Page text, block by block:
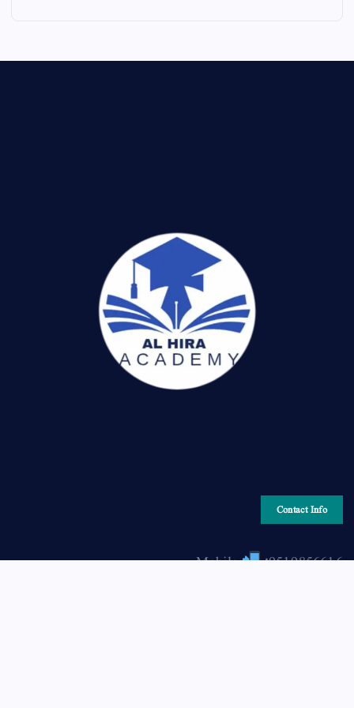
Contact Info
Mobile
:9519856616